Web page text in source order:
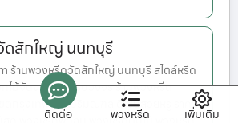
ดสักใหญ่ นนทบุรี
ร้านพวงหรีดวัดสักใหญ่ นนทบุรี สไตล์หรีด
ไม้จัดงานศพ ครบวงจร ร้านพวงหรีด
ตกรุงเทพ และ ปริมณฑล ดีไซน์สวยหรู ราคา
ติดต่อ พวงหรีด เพิ่มเติม